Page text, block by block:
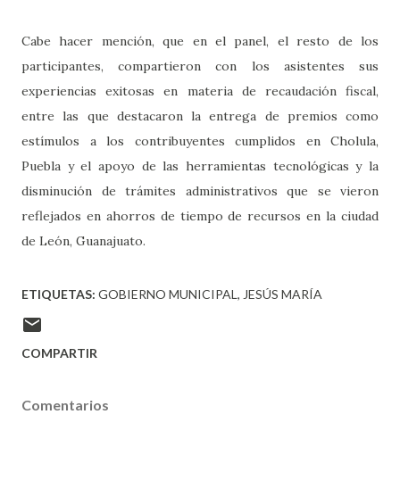
Cabe hacer mención, que en el panel, el resto de los
participantes, compartieron con los asistentes sus
experiencias exitosas en materia de recaudación fiscal,
entre las que destacaron la entrega de premios como
estímulos a los contribuyentes cumplidos en Cholula,
Puebla y el apoyo de las herramientas tecnológicas y la
disminución de trámites administrativos que se vieron
reflejados en ahorros de tiempo de recursos en la ciudad
de León, Guanajuato.
ETIQUETAS: GOBIERNO MUNICIPAL JESÚS MARÍA
COMPARTIR
Comentarios